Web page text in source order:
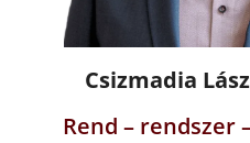
Csizmadia
Rend – rendszer